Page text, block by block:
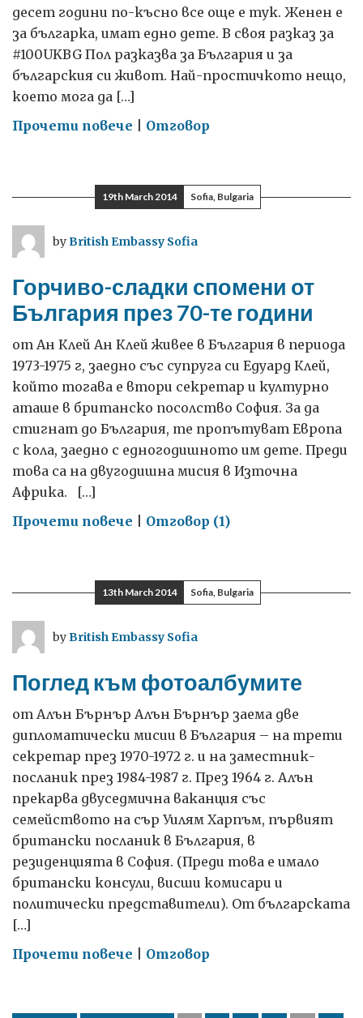
десет години по-късно все още е тук. Женен е
за българка, имат едно дете. В своя разказ за
#100UKBG Пол разказва за България и за
българския си живот. Най-простичкото нещо,
което мога да […]
Прочети повече on
месеца
до
Отговор
19th March 2014 Sofia, Bulgaria
byBritish Embassy Sofia
Горчиво-сладки спомени от
България през 70-те години
от Ан Клей Ан Клей живее в България в периода
1973-1975 г, заедно със супруга си Едуард Клей,
който тогава е втори секретар и културно
аташе в британско посолство София. За да
стигнат до България, те пропътуват Европа
с кола, заедно с едногодишното им дете. Преди
това са на двугодишна мисия в Източна
Африка. […]
Прочети повече on
спомени
от
през
те
години
Отговор (1)
13th March 2014 Sofia, Bulgaria
byBritish Embassy Sofia
Поглед към фотоалбумите
от Алън Бърнър Алън Бърнър заема две
дипломатически мисии в България – на трети
секретар през 1970-1972 г. и на заместник-
посланик през 1984-1987 г. През 1964 г. Алън
прекарва двуседмична ваканция със
семейството на сър Уилям Харпъм, първият
британски посланик в България, в
резиденцията в София. (Преди това е имало
британски консули, висши комисари и
политически представители). От българската
[…]
Прочети повече onОтговор